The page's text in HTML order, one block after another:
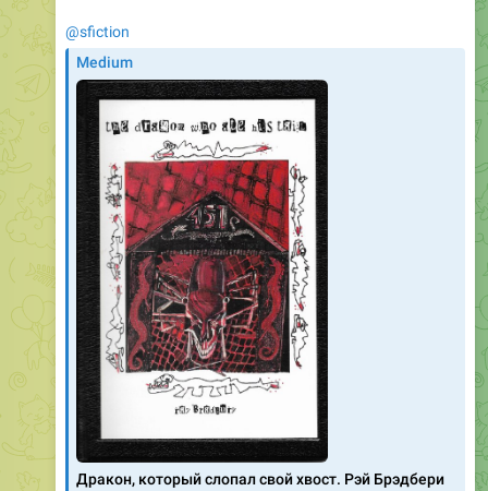
@sfiction
Medium
Дракон, который слопал свой хвост. Рэй Брэдбери